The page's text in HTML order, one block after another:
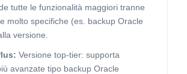
tutte le funzionalità maggiori tranne
molto specifiche (es. backup Oracle
versione.
Versione top-tier: supporta
avanzate tipo backup Oracle